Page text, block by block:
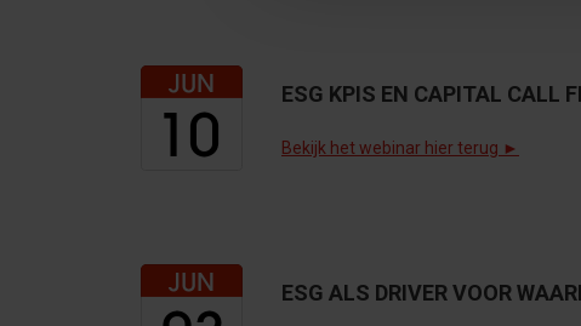
ESG KPIS EN CAPITAL CALL
Bekijk het webinar hier terug ►
ESG ALS DRIVER VOOR